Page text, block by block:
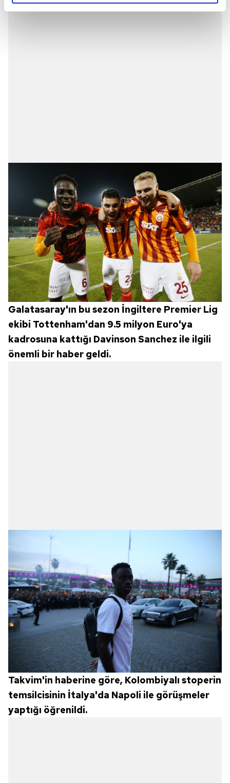
reklam/pazarlama faaliyetlerinin yapılması, amaçlarıyla
sınırlı olarak açık rızanız dahilinde kullanılacaktır.
Çerezlere ilişkin tercihlerinizi aşağıda yer alan panel
vasıtasıyla belirleyebilirsiniz. Çerezlere ilişkin detaylı bilgi
için Ayarlar butonuna tıklayabilir,Çerez Bilgilendirme
Metnimiziziyaret edebilirsiniz.
6698 sayılı Kişisel Verilerin Korunması Kanunu uyarınca
hazırlanmış Aydınlatma Metnimizi okumak ve sitemizde
ilgili mevzuata uygun olarak kullanılan çerezlerle ilgili bilgi
almak için lütfentıklayınız.
Galatasaray'ın bu sezon İngiltere Premier Lig
ekibi Tottenham'dan 9.5 milyon Euro'ya
kadrosuna kattığı Davinson Sanchez ile ilgili
önemli bir haber geldi.
Takvim'in haberine göre, Kolombiyalı stoperin
temsilcisinin İtalya'da Napoli ile görüşmeler
yaptığı öğrenildi.